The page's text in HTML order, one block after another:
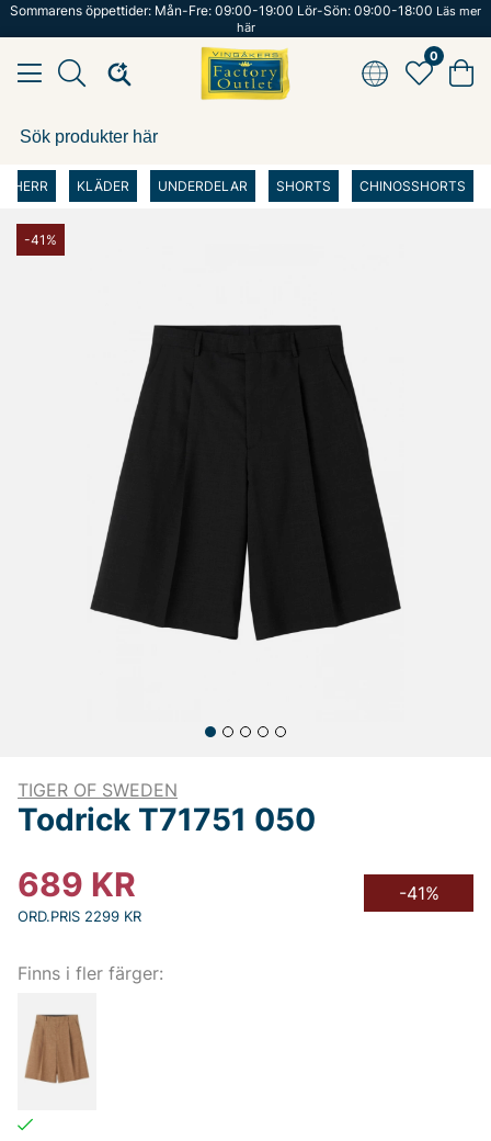
Sommarens öppettider: Mån-Fre: 09:00-19:00 Lör-Sön: 09:00-18:00 Läs mer
här
0
HERR KLÄDER UNDERDELAR SHORTS CHINOSSHORTS
-41%
TIGER OF SWEDEN
Todrick T71751 050
689 KR
ORD.PRIS 2299 KR
-41%
Finns i fler färger: